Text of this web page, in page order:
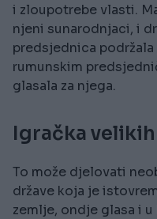
i zloupotrebe vlasti.
njeni sunarodnjaci, i
predsjednica
rumunskim
glasala za njega.
Igračka
To može djelovati
države koja je
zemlje, ondje glasa i